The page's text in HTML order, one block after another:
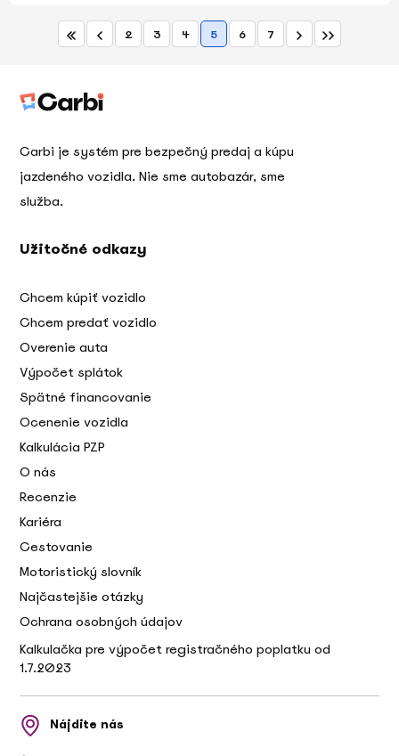
2 3 4 5 6 7
Carbi je systém pre bezpečný predaj a kúpu
jazdeného vozidla. Nie sme autobazár, sme
služba.
Užitočné odkazy
Chcem kúpiť vozidlo
Chcem predať vozidlo
Overenie auta
Výpočet splátok
Spätné financovanie
Ocenenie vozidla
Kalkulácia PZP
O nás
Recenzie
Kariéra
Cestovanie
Motoristický slovník
Najčastejšie otázky
Ochrana osobných údajov
Kalkulačka pre výpočet registračného poplatku od
1.7.2023
Nájdite nás